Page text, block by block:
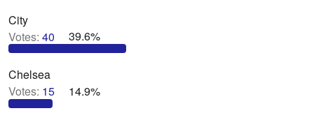
a
r
t
r
City
Votes: 40 39.6%
Chelsea
Votes: 15 14.9%